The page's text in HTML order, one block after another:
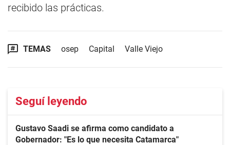
recibido las prácticas.
TEMAS osep Capital Valle Viejo
Seguí leyendo
Gustavo Saadi se afirma como candidato a
Gobernador: "Es lo que necesita Catamarca"